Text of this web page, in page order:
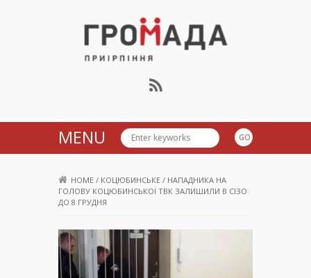
Громада Приірпіння
MENU
HOME / КОЦЮБИНСЬКЕ / НАПАДНИКА НА
ГОЛОВУ КОЦЮБИНСЬКОЇ ТВК ЗАЛИШИЛИ В СІЗО
ДО 8 ГРУДНЯ